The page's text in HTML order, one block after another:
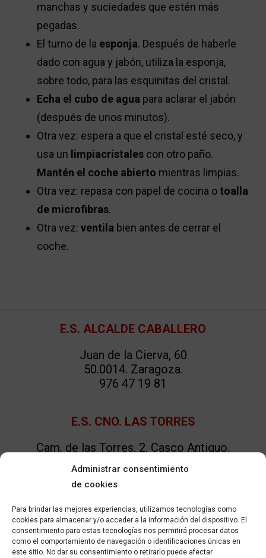
Administrar consentimiento
de cookies
Para brindar las mejores experiencias, utilizamos tecnologías como
cookies para almacenar y/o acceder a la información del dispositivo. El
consentimiento para estas tecnologías nos permitirá procesar datos
como el comportamiento de navegación o identificaciones únicas en
este sitio. No dar su consentimiento o retirarlo puede afectar
manchas y suciedades que estén más
pegadas.
El turno de la esponja. Después de haberle
dado con agua y jabón, utiliza la esponja,
sobre todo, para las esquinitas del cristal.
Echa el cubo de agua para aclarar el jabón
(después de unos minutos).
Otra vez: espera a que el cristal esté seco, y
usa un limpiacristales con otro paño.
Mantén el coche abierto mientras limpias.
Otra vez: repasa con papel de cocina otoalla
de microfibras.
Otra vez:ventila bien antes de cerrar el
coche.
FooterE.S. ALCALDE CABALLERO
Juan de la Cierva, 60
50.0014. Zaragoza.
976 47 19 81
E.S. CNO. LAS TORRES
Cam. de las Torres, 2, Casco Antiguo.
50.008. Zaragoza.
876 65 39 27
E.S. LA ROMERA
A-2 SALIDA 284 DIR.- ZARAGOZA.
50.290. Épila.